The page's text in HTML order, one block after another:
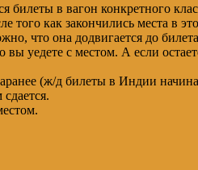
билеты в вагон конкретного
того как закончились места в
что она додвигается до
уедете с местом. А если
(ж/д билеты в Индии